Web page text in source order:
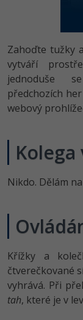
SQL
UML
Spring
Best
Python
C#
PHP
C++ -
Kotlin
C -80%
Zahoďte tužky
vytváří
jednoduše
předchozích
webový
Nikdo. Dělám
Křížky a
čtverečkované
vyhrává. Při
tah, které je v